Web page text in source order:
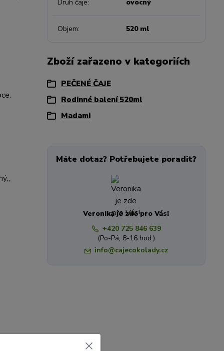
Druh čaje ovocný
Objem 520 ml
Zboží zařazeno v kategoriích
PEČENÉ ČAJE
Rodinné balení 520ml
Madami
Máte dotaz? Potřebujete poradit?
Veronika je zde pro Vás!
+420 725 846 639
(Po-Pá, 8-16 hod.)
info@cajecokolady.cz